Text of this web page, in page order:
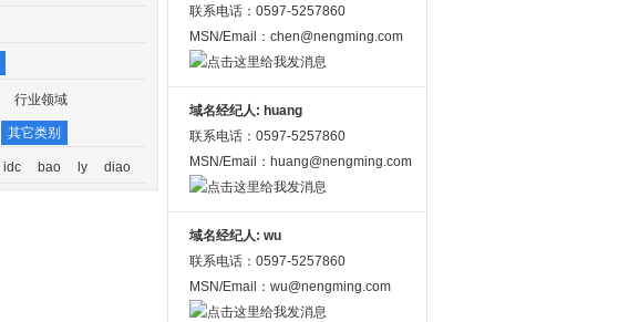
行业领域
其它类别
idc bao ly diao
联系电话：0597-5257860
MSN/Email：chen@nengming.com
域名经纪人: huang
联系电话：0597-5257860
MSN/Email：huang@nengming.com
域名经纪人: wu
联系电话：0597-5257860
MSN/Email：wu@nengming.com